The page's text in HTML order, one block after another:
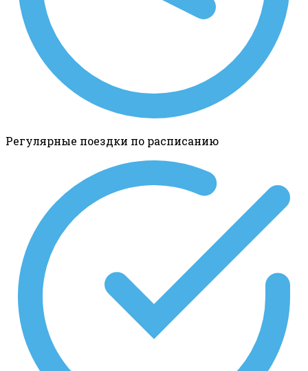
Регулярные поездки по расписанию